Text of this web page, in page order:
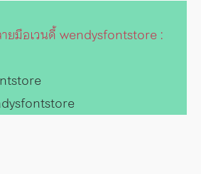
ยมือเวนดี้ wendysfontstore :